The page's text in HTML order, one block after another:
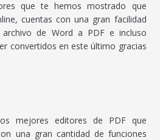
que te hemos mostrado que
cuentas con una gran facilidad
archivo de Word a PDF e incluso
convertidos en este último gracias
mejores editores de PDF que
una gran cantidad de funciones